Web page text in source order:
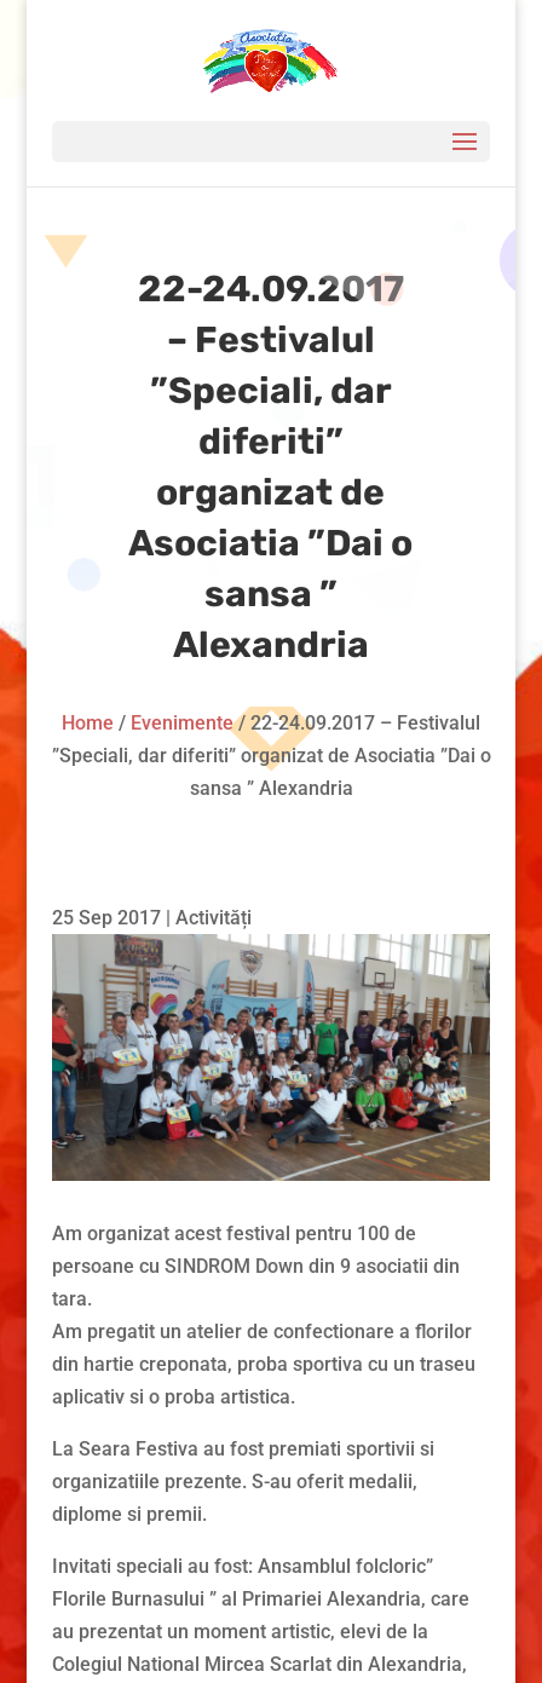
22-24.09.2017
– Festivalul
”Speciali, dar
diferiti”
organizat de
Asociatia ”Dai o
sansa ”
Alexandria
Home / Evenimente/ 22-24.09.2017 – Festivalul
”Speciali, dar diferiti” organizat de Asociatia ”Dai o
sansa ” Alexandria
25 Sep 2017| Activități
Am organizat acest festival pentru 100 de
persoane cu SINDROM Down din 9 asociatii din
tara.
Am pregatit un atelier de confectionare a florilor
din hartie creponata, proba sportiva cu un traseu
aplicativ si o proba artistica.
La Seara Festiva au fost premiati sportivii si
organizatiile prezente. S-au oferit medalii,
diplome si premii.
Invitati speciali au fost: Ansamblul folcloric”
Florile Burnasului ” al Primariei Alexandria, care
au prezentat un moment artistic, elevi de la
Colegiul National Mircea Scarlat din Alexandria,